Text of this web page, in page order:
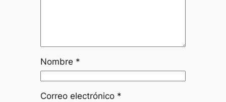
Nombre *
Correo electrónico *